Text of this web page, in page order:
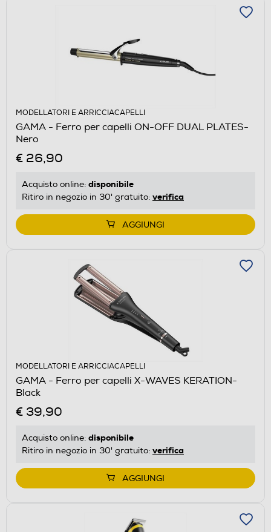
MODELLATORI E ARRICCIACAPELLI
GAMA - Ferro per capelli ON-OFF DUAL PLATES-
Nero
€ 26,90
Acquisto online: disponibile
Ritiro in negozio in 30' gratuito: verifica
AGGIUNGI
MODELLATORI E ARRICCIACAPELLI
GAMA - Ferro per capelli X-WAVES KERATION-
Black
€ 39,90
Acquisto online: disponibile
Ritiro in negozio in 30' gratuito: verifica
AGGIUNGI